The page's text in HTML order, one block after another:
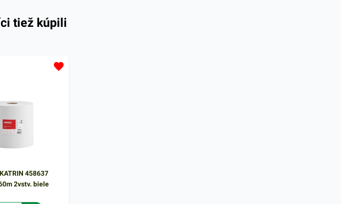
podľa aktuálnej
tiež kúpili
458637
2vstv. biele